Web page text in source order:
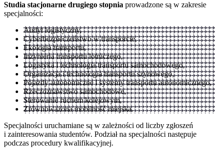
Studia stacjonarne drugiego stopnia prowadzone są w zakresie
specjalności:
Audyt logistyczny,
Cyberbezpieczeństwo w transporcie,
Ekologia transportu,
Inżynieria transportu lotniczego,
Logistyka i technologia transportu samochodowego,
Organizacja i technologia transportu szynowego,
Pojazdy autonomiczne i systemy transportu autonomicznego,
Rzeczoznawstwo samochodowe,
Sterowanie ruchem kolejowym,
Zrównoważona mobilność miejska.
Specjalności uruchamiane są w zależności od liczby zgłoszeń
i zainteresowania studentów. Podział na specjalności następuje
podczas procedury kwalifikacyjnej.